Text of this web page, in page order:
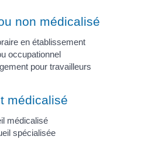
non médicalisé
en établissement
occupationnel
pour travailleurs
médicalisé
médicalisé
spécialisée